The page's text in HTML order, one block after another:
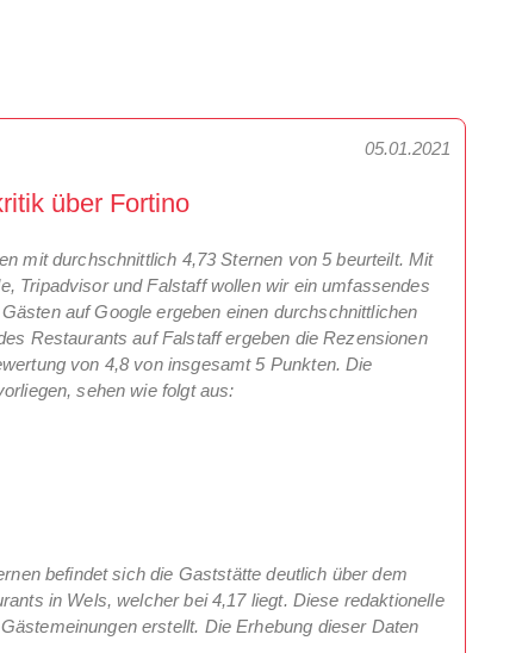
05.01.2021
über Fortino
mit durchschnittlich 4,73 Sternen von 5 beurteilt. Mit
Tripadvisor und Falstaff wollen wir ein umfassendes
auf Google ergeben einen durchschnittlichen
Restaurants auf Falstaff ergeben die Rezensionen
von 4,8 von insgesamt 5 Punkten. Die
sehen wie folgt aus:
befindet sich die Gaststätte deutlich über dem
in Wels, welcher bei 4,17 liegt. Diese redaktionelle
erstellt. Die Erhebung dieser Daten